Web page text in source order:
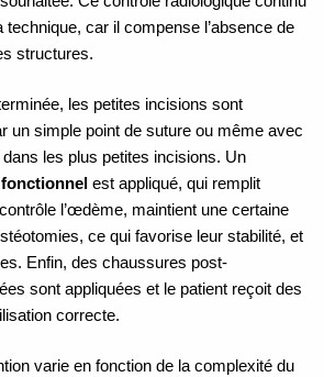
technique, car il compense l’absence de
structures.
les petites incisions sont
un simple point de suture ou même avec
les plus petites incisions. Un
est appliqué, qui remplit
l’œdème, maintient une certaine
ce qui favorise leur stabilité, et
Enfin, des chaussures post-
sont appliquées et le patient reçoit des
correcte.
varie en fonction de la complexité du